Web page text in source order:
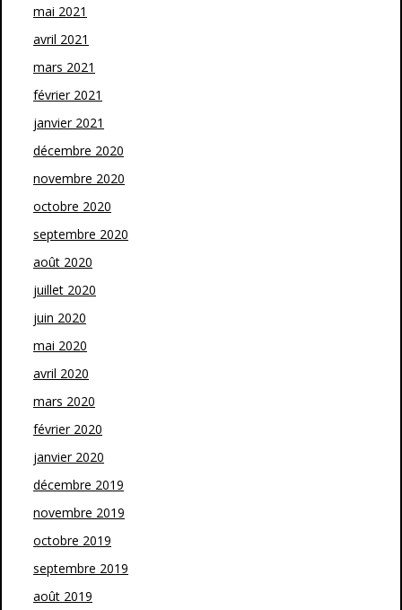
mai 2021
avril 2021
mars 2021
février 2021
janvier 2021
décembre 2020
novembre 2020
octobre 2020
septembre 2020
août 2020
juillet 2020
juin 2020
mai 2020
avril 2020
mars 2020
février 2020
janvier 2020
décembre 2019
novembre 2019
octobre 2019
septembre 2019
août 2019